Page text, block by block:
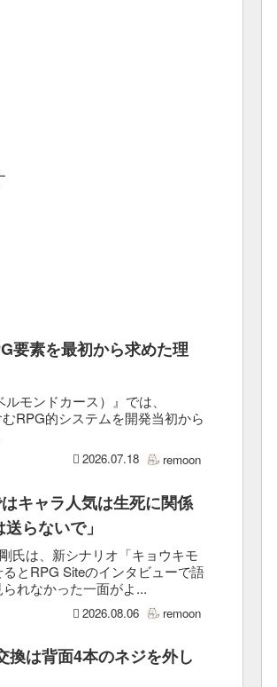
要素を最初から求めた理
モンドカース）』では、
RPG的システムを開発当初から
2026.07.18 remoon
キャラ人気は生死に関係
らないで」
氏は、新シナリオ「キョウキモ
とRPG Siteのインタビューで語
れなかった一面がよ...
2026.08.06 remoon
は背面4本のネジを外し